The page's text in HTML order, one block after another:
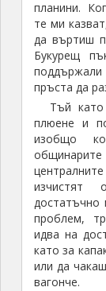
планини.
те ми
да въртиш
Букурещ
пръста да
Тъй
плюене и
изобщо
общинарите
изчистят
достатъчно
проблем,
идва на
като за
или да
вагонче.